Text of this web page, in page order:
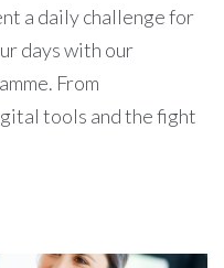
a daily challenge for
days with our
From
tools and the fight